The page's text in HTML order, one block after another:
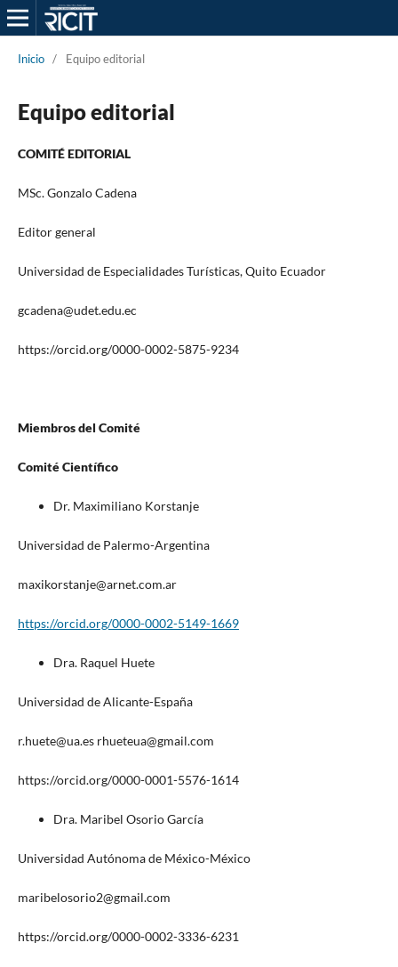
Inicio / Equipo editorial
Equipo editorial
COMITÉ EDITORIAL
MSc. Gonzalo Cadena
Editor general
Universidad de Especialidades Turísticas, Quito Ecuador
gcadena@udet.edu.ec
https://orcid.org/0000-0002-5875-9234
Miembros del Comité
Comité Científico
Dr. Maximiliano Korstanje
Universidad de Palermo-Argentina
maxikorstanje@arnet.com.ar
https://orcid.org/0000-0002-5149-1669
Dra. Raquel Huete
Universidad de Alicante-España
r.huete@ua.es rhueteua@gmail.com
https://orcid.org/0000-0001-5576-1614
Dra. Maribel Osorio García
Universidad Autónoma de México-México
maribelosorio2@gmail.com
https://orcid.org/0000-0002-3336-6231